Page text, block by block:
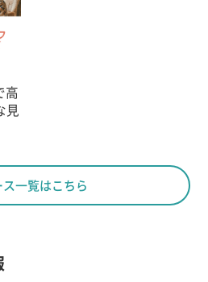
高
見
一覧はこちら